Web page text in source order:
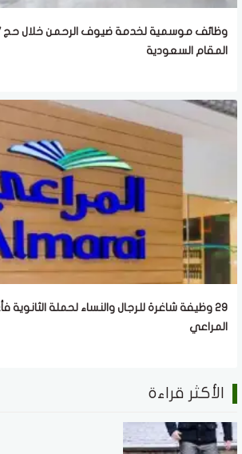
المقام السعودية
29 وظيفة شاغرة للرجال والنساء لحملة
المراعي
الأكثر قراءة